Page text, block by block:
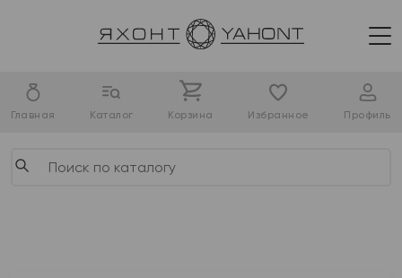
Главная Каталог Корзина Избранное Профиль